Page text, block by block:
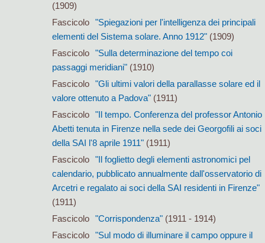
(1909)
Fascicolo
"Spiegazioni per l'intelligenza dei principali
elementi del Sistema solare. Anno 1912"(1909)
Fascicolo
"Sulla determinazione del tempo coi
passaggi meridiani"(1910)
Fascicolo
"Gli ultimi valori della parallasse solare ed il
valore ottenuto a Padova"(1911)
Fascicolo
"Il tempo. Conferenza del professor Antonio
Abetti tenuta in Firenze nella sede dei Georgofili ai soci
della SAI l'8 aprile 1911"(1911)
Fascicolo
"Il foglietto degli elementi astronomici pel
calendario, pubblicato annualmente dall'osservatorio di
Arcetri e regalato ai soci della SAI residenti in Firenze"
(1911)
Fascicolo
"Corrispondenza"(1911 - 1914)
Fascicolo
"Sul modo di illuminare il campo oppure il